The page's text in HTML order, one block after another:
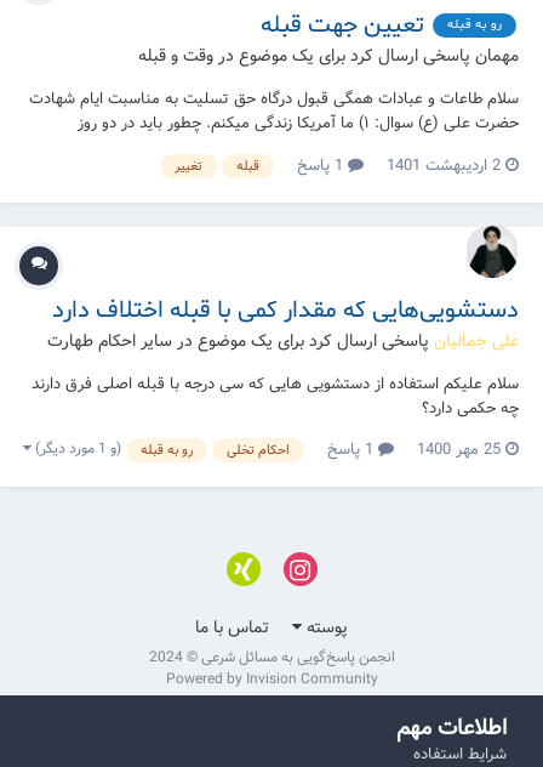
رو به قبله تعیین جهت قبله
مهمان پاسخی ارسال کرد برای یک موضوع در وقت و قبله
سلام طاعات و عبادات همگی قبول درگاه حق تسلیت به مناسبت ایام شهادت
حضرت علی (ع) سوال: ۱) ما آمریکا زندگی میکنم. چطور باید در دو روز
مخصوصی که میشود جهت صحیح قبله را تعیین کرد (خورشید کاملاً بالای
کعبه هست) تعیین قبله کنم؟ ۲) روزهای قمر در عقرب برای من چطور
محاسبه میشه؟ آیا ر...
2 اردیبهشت 1401 قبله تغییر
دستشویی‌هایی که مقدار کمی با قبله اختلاف دارد
علی جمالیان پاسخی ارسال کرد برای یک موضوع در سایر احکام طهارت
سلام علیکم استفاده از دستشویی هایی که سی درجه با قبله اصلی فرق دارند
چه حکمی دارد؟
25 مهر 1400
احکام تخلی رو به قبله (و 1 مورد دیگر)
پوسته تماس با ما
انجمن پاسخ‌گویی به مسائل شرعی © 2024
Powered by Invision Community
اطلاعات مهم
شرایط استفاده